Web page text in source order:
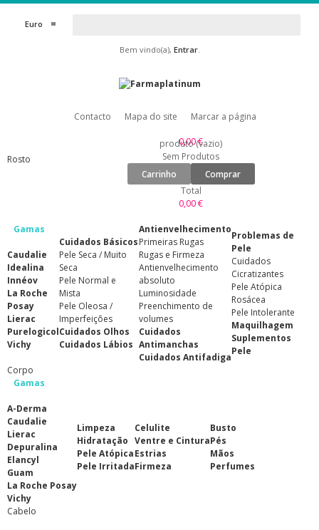
Euro
Bem vindo(a), Entrar.
Contacto Mapa do site Marcar a página
0,00 €
produto (vazio)
Sem Produtos
Carrinho
Comprar
Total
0,00 €
Rosto
Gamas
Caudalie
Idealina
Innéov
La Roche
Posay
Lierac
Purelogicol
Vichy
Cuidados Básicos
Pele Seca / Muito
Seca
Pele Normal e
Mista
Pele Oleosa /
Imperfeições
Cuidados Olhos
Cuidados Lábios
Antienvelhecimento
Primeiras Rugas
Rugas e Firmeza
Antienvelhecimento
absoluto
Luminosidade
Preenchimento de
volumes
Cuidados
Antimanchas
Cuidados Antifadiga
Problemas de
Pele
Cuidados
Cicratizantes
Pele Atópica
Rosácea
Pele Intolerante
Maquilhagem
Suplementos
Pele
Corpo
Gamas
A-Derma
Caudalie
Lierac
Depuralina
Elancyl
Guam
La Roche Posay
Vichy
Limpeza
Hidratação
Pele Atópica
Pele Irritada
Celulite
Ventre e Cintura
Estrias
Firmeza
Busto
Pés
Mãos
Perfumes
Cabelo